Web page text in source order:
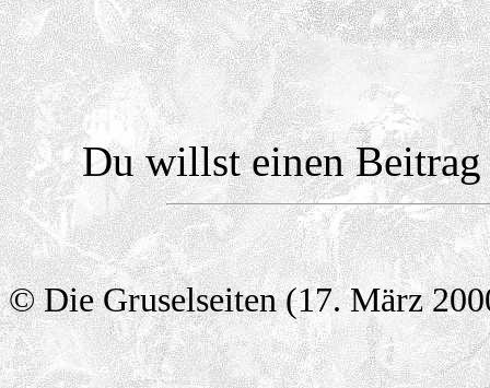
Du willst einen Beitrag
© Die Gruselseiten (17. März